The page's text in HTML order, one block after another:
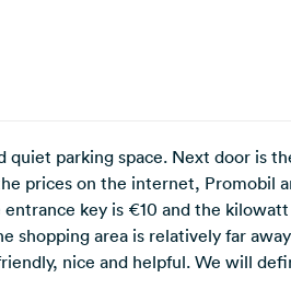
quiet parking space. Next door is
prices on the internet, Promobil
key is €10 and the
shopping area is relatively far
nice and helpful. We will